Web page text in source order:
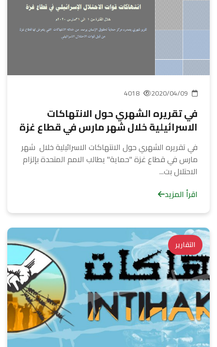
في تقريره الشهري حول الانتهاكات
الاسرائيلية خلال شهر مارس في قطاع غزة
في تقريره الشهري حول الانتهاكات الاسرائيلية خلال شهر
مارس في قطاع غزة "حماية" يطالب الامم المتحدة بإلزام
الاحتلال بت...
اقرأ المزيد
التقارير